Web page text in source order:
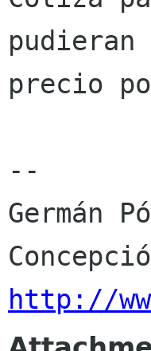
pudieran
precio
--
Germán
http://